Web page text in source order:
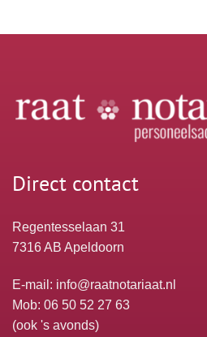
Direct contact
Regentesselaan 31
7316 AB Apeldoorn
E-mail: info@raatnotariaat.nl
Mob: 06 50 52 27 63
(ook 's avonds)